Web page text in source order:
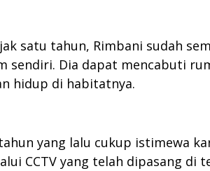
satu tahun, Rimbani sudah
sendiri. Dia dapat mencabuti
hidup di habitatnya.
yang lalu cukup istimewa
CCTV yang telah dipasang